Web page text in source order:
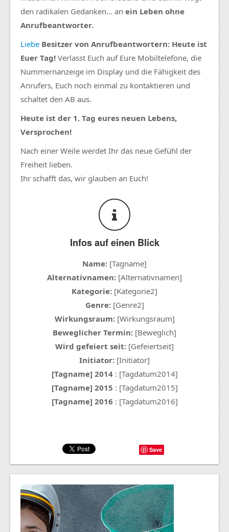
den radikalen Gedanken… an ein Leben ohne
Anrufbeantworter.
Liebe Besitzer von Anrufbeantwortern: Heute ist
Euer Tag! Verlasst Euch auf Eure Mobiltelefone, die
Nummernanzeige im Display und die Fähigkeit des
Anrufers, Euch noch einmal zu kontaktieren und
schaltet den AB aus.
Heute ist der 1. Tag eures neuen Lebens,
Versprochen!
Nach einer Weile werdet Ihr das neue Gefühl der
Freiheit lieben.
Ihr schafft das, wir glauben an Euch!
Infos auf einen Blick
Name: [Tagname]
Alternativnamen: [Alternativnamen]
Kategorie: [Kategorie2]
Genre:[Genre2]
Wirkungsraum:[Wirkungsraum]
Beweglicher Termin: [Beweglich]
Wird gefeiert seit: [Gefeiertseit]
Initiator: [Initiator]
[Tagname] 2014 : [Tagdatum2014]
[Tagname] 2015 : [Tagdatum2015]
[Tagname] 2016 : [Tagdatum2016]
Save